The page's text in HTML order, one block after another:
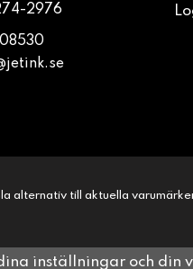
2976
alternativ till aktuella
inställningar och